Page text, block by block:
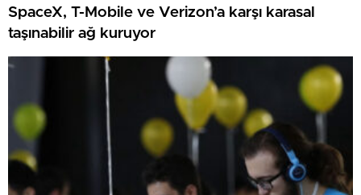
SpaceX, T-Mobile ve Verizon’a karşı karasal
taşınabilir ağ kuruyor